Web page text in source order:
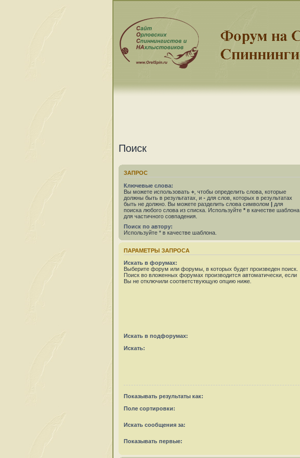
Поиск
ЗАПРОС
Ключевые слова:
Вы можете использовать + , чтобы определить слова, которые
должны быть в результатах, и - для слов, которых в результатах
быть не должно. Вы можете разделить слова символом | для
поиска любого слова из списка. Используйте * в качестве шаблона
для частичного совпадения.
Поиск по автору:
Используйте * в качестве шаблона.
ПАРАМЕТРЫ ЗАПРОСА
Искать в форумах:
Выберите форум или форумы, в которых будет произведен поиск.
Поиск во вложенных форумах производится автоматически, если
Вы не отключили соответствующую опцию ниже.
Искать в подфорумах:
Искать:
Показывать результаты как:
Поле сортировки:
Искать сообщения за:
Показывать первые: